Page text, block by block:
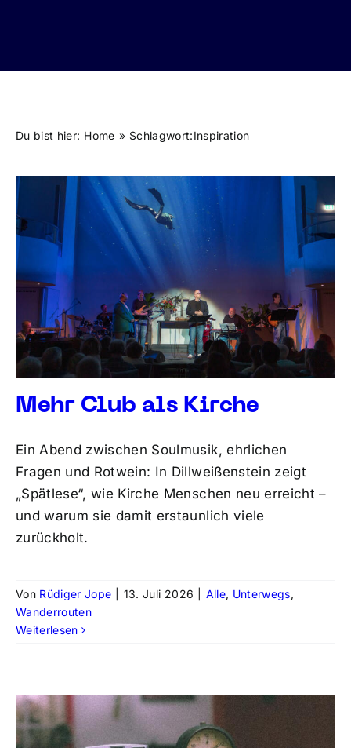
Du bist hier: Home Schlagwort:Inspiration
Mehr Club als Kirche
Ein Abend zwischen Soulmusik, ehrlichen
Fragen und Rotwein: In Dillweißenstein zeigt
„Spätlese“, wie Kirche Menschen neu erreicht –
und warum sie damit erstaunlich viele
zurückholt.
Von Rüdiger Jope 13. Juli 2026 Alle, Unterwegs,
Wanderrouten
Weiterlesen